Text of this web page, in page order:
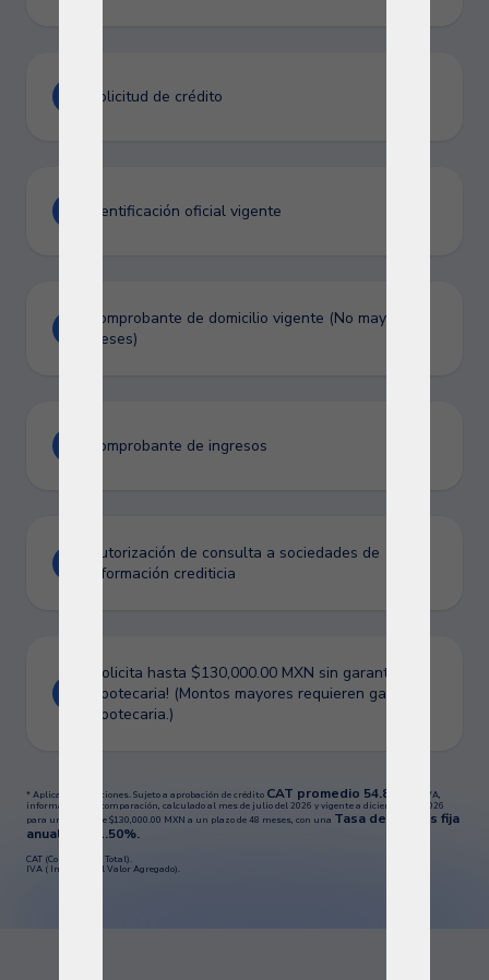
Solicitud de crédito
Identificación oficial vigente
Comprobante de domicilio vigente (No mayor a 3
meses)
Comprobante de ingresos
Autorización de consulta a sociedades de
información crediticia
¡Solicita hasta $130,000.00 MXN sin garantía
hipotecaria! (Montos mayores requieren garantía
hipotecaria.)
* Aplican restricciones. Sujeto a aprobación de crédito CAT promedio 54.8%
sin IVA,
informativo y de comparación, calculado al mes de julio del 2026 y vigente a diciembre de 2026
para un crédito de $130,000.00 MXN a un plazo de 48 meses, con una Tasa de interés fija
anual del 41.50%.
CAT (Costo Anual Total).
IVA ( Impuesto al Valor Agregado).